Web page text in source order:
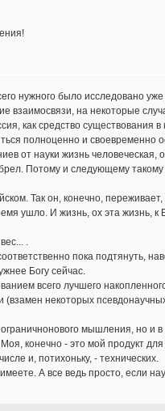
нужного было исследовано
взаимосвязи, на некоторые
как средство существования в
полноценно и своевременно
от науки жизнь человеческая,
Потому и следующему
Так он, конечно, переживает,
ушло. И жизнь, ох эта жизнь, к
.
пока подтянуть,
Богу сейчас.
всего лучшего
некоторых
мышления, но и
конечно - это мой продукт для
и, потихоньку, - технических.
А все ведь просто, если